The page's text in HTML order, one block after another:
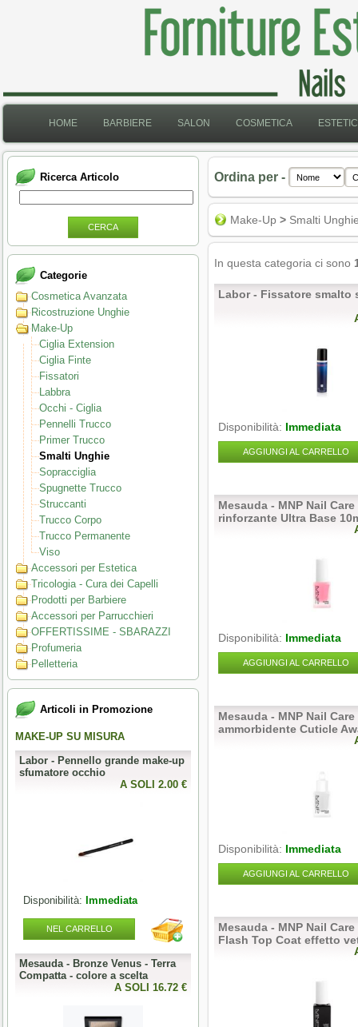
HOME BARBIERE SALON COSMETICA
Ricerca Articolo
CERCA
Categorie
Cosmetica Avanzata
Ricostruzione Unghie
Make-Up
Ciglia Extension
Ciglia Finte
Fissatori
Labbra
Occhi - Ciglia
Pennelli Trucco
Primer Trucco
Smalti Unghie
Sopracciglia
Spugnette Trucco
Struccanti
Trucco Corpo
Trucco Permanente
Viso
Accessori per Estetica
Tricologia - Cura dei Capelli
Prodotti per Barbiere
Accessori per Parrucchieri
OFFERTISSIME - SBARAZZI
Profumeria
Pelletteria
Articoli in Promozione
MAKE-UP SU MISURA
Labor - Pennello grande make-up
sfumatore occhio
A SOLI 2.00 €
Disponibilità: Immediata
NEL CARRELLO
Mesauda - Bronze Venus - Terra
Compatta - colore a scelta
A SOLI 16.72 €
PERFECT NAILS
NEL CARRELLO
Ordina per -
Make-Up > Smalti
In questa categoria ci sono
Labor - Fissatore smalto
Disponibilità: Immediata
AGGIUNGI AL CARRELLO
Mesauda - MNP Nail
rinforzante Ultra Base
Disponibilità: Immediata
AGGIUNGI AL CARRELLO
Mesauda - MNP Nail Care
ammorbidente Cuticle
Disponibilità: Immediata
AGGIUNGI AL CARRELLO
Mesauda - MNP Nail
Flash Top Coat effetto